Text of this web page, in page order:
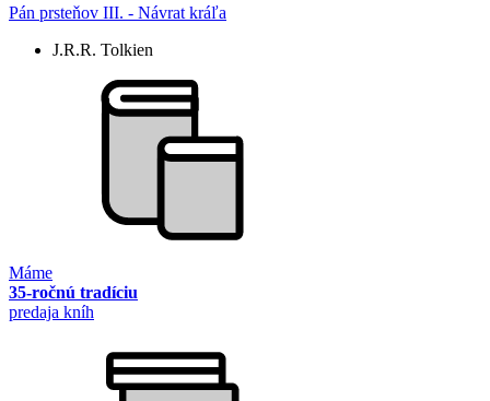
Pán prsteňov III. - Návrat kráľa
J.R.R. Tolkien
Máme
35-ročnú tradíciu
predaja kníh